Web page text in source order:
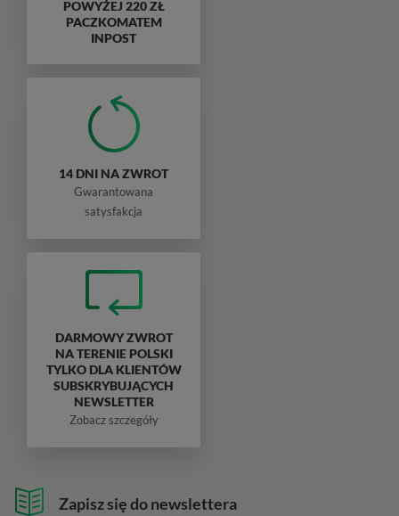
Zapisz się do newslettera
POWYŻEJ 220 ZŁ
PACZKOMATEM
INPOST
14 DNI NA ZWROT
Gwarantowana
satysfakcja
DARMOWY ZWROT
NA TERENIE POLSKI
TYLKO DLA KLIENTÓW
SUBSKRYBUJĄCYCH
NEWSLETTER
Zobacz szczegóły